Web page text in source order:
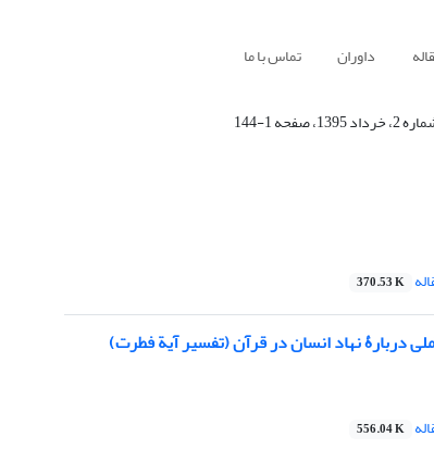
داوران تماس با ما
370.53 K
دربارۀ نهاد انسان در قرآن (تفسیر آیة فطرت)
556.04 K